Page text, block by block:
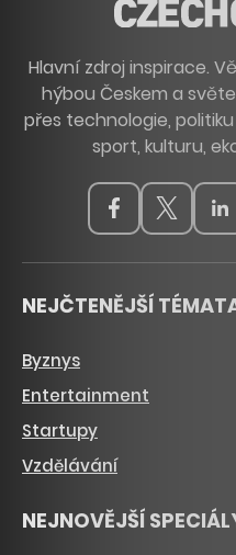
Hlavní zdroj inspirace.
hýbou Českem a
přes technologie,
sport, kulturu,
NEJČTENĚJŠÍ
Byznys
Entertainment
Startupy
Vzdělávání
NEJNOVĚJŠÍ